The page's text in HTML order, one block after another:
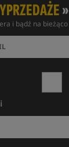
»
i bądź na bieżąco